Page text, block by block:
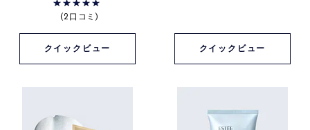
2口コミ
クイックビュー クイックビュー